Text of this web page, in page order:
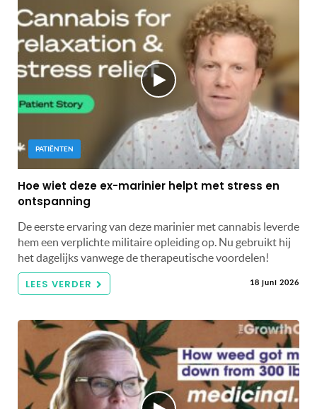
PATIËNTEN
Hoe wiet deze ex-marinier helpt met stress en
ontspanning
De eerste ervaring van deze marinier met cannabis leverde
hem een ​​verplichte militaire opleiding op. Nu gebruikt hij
het dagelijks vanwege de therapeutische voordelen!
LEES VERDER 18 juni 2026